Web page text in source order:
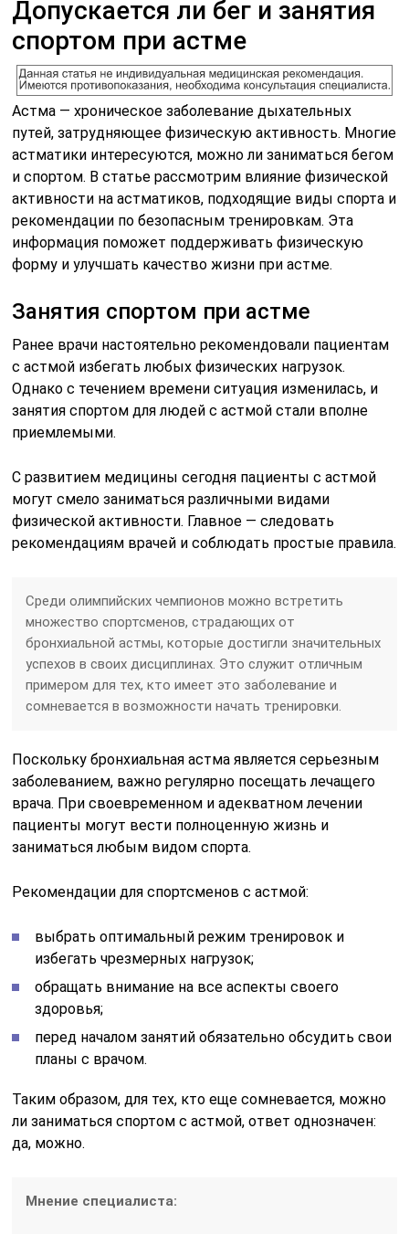
Допускается ли бег и занятия
спортом при астме
Астма — хроническое заболевание дыхательных
путей, затрудняющее физическую активность. Многие
астматики интересуются, можно ли заниматься бегом
и спортом. В статье рассмотрим влияние физической
активности на астматиков, подходящие виды спорта и
рекомендации по безопасным тренировкам. Эта
информация поможет поддерживать физическую
форму и улучшать качество жизни при астме.
Занятия спортом при астме
Ранее врачи настоятельно рекомендовали пациентам
с астмой избегать любых физических нагрузок.
Однако с течением времени ситуация изменилась, и
занятия спортом для людей с астмой стали вполне
приемлемыми.
С развитием медицины сегодня пациенты с астмой
могут смело заниматься различными видами
физической активности. Главное — следовать
рекомендациям врачей и соблюдать простые правила.
Среди олимпийских чемпионов можно встретить
множество спортсменов, страдающих от
бронхиальной астмы, которые достигли значительных
успехов в своих дисциплинах. Это служит отличным
примером для тех, кто имеет это заболевание и
сомневается в возможности начать тренировки.
Поскольку бронхиальная астма является серьезным
заболеванием, важно регулярно посещать лечащего
врача. При своевременном и адекватном лечении
пациенты могут вести полноценную жизнь и
заниматься любым видом спорта.
Рекомендации для спортсменов с астмой:
выбрать оптимальный режим тренировок и
избегать чрезмерных нагрузок;
обращать внимание на все аспекты своего
здоровья;
перед началом занятий обязательно обсудить свои
планы с врачом.
Таким образом, для тех, кто еще сомневается, можно
ли заниматься спортом с астмой, ответ однозначен:
да, можно.
Мнение специалиста: